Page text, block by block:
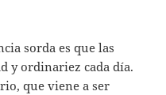
sorda es que las
y ordinariez cada día.
que viene a ser